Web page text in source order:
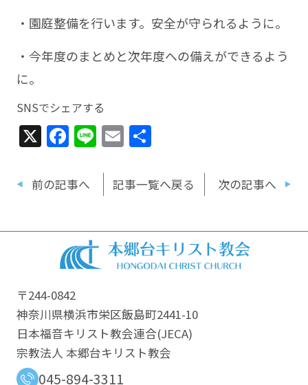
・園庭整備を行います。安全が守られるように。
・今年度のまとめと次年度への備えができるよう
に。
SNSでシェアする
X Facebook
LineEmail
共
前の記事へ 記事一覧へ戻る 次の記事へ
〒244-0842
神奈川県横浜市栄区飯島町2441-10
日本福音キリスト教会連合​(JECA)
宗教法人 本郷台キリスト教会
045-894-3311